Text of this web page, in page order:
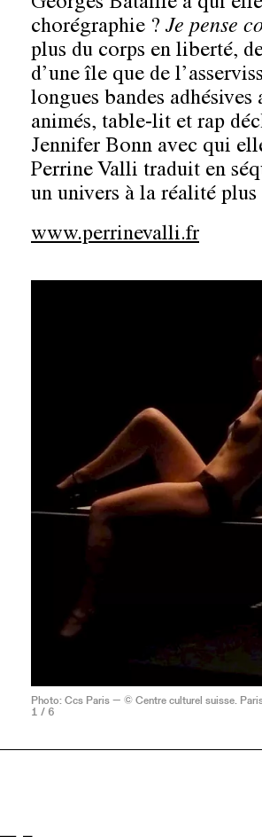
chorégraphie ? Je pense
plus du corps en liberté,
d’une île que de
longues bandes
animés, table-lit et rap
Jennifer Bonn avec qui
Perrine Valli traduit en
un univers à la réalité plus
www.perrinevalli.fr
Photo: Ccs Paris — © Centre culturel suisse.
1 / 6